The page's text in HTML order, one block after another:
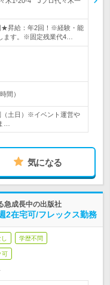
★昇給：年2回！※経験・能
ます。※固定残業代4…
間）
（土日）※イベント運営や
…
気になる
急成長中の出版社
2在宅可/フレックス勤務
学歴不問
可